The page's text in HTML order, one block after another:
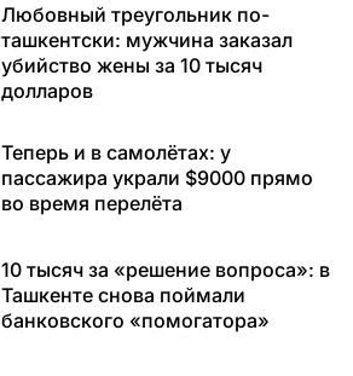
Любовный треугольник по-
ташкентски: мужчина заказал
убийство жены за 10 тысяч
долларов
Теперь и в самолётах: у
пассажира украли $9000 прямо
во время перелёта
10 тысяч за «решение вопроса»: в
Ташкенте снова поймали
банковского «помогатора»